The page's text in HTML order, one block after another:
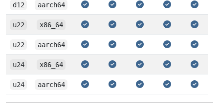
d12 aarch64
u22 x86_64
u22 aarch64
u24 x86_64
u24 aarch64